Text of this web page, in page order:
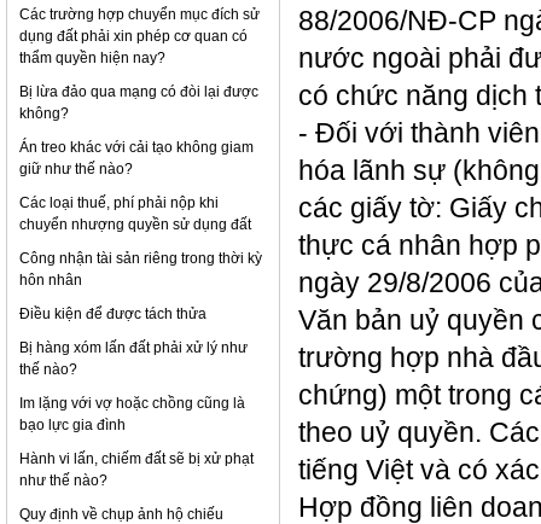
Các trường hợp chuyển mục đích sử
dụng đất phải xin phép cơ quan có
thẩm quyền hiện nay?
Bị lừa đảo qua mạng có đòi lại được
không?
Án treo khác với cải tạo không giam
giữ như thế nào?
Các loại thuế, phí phải nộp khi
chuyển nhượng quyền sử dụng đất
Công nhận tài sản riêng trong thời kỳ
hôn nhân
Điều kiện để được tách thửa
Bị hàng xóm lấn đất phải xử lý như
thế nào?
Im lặng với vợ hoặc chồng cũng là
bạo lực gia đình
Hành vi lấn, chiếm đất sẽ bị xử phạt
như thế nào?
Quy định về chụp ảnh hộ chiếu
88/2006/NĐ-CP
nước ngoài phải
có chức năng dịch
- Đối với thành
hóa lãnh sự
các giấy tờ: Giấy
thực cá nhân hợp
ngày 29/8/2006
Văn bản uỷ quyền
trường hợp nhà
chứng) một trong
theo uỷ quyền.
tiếng Việt và có
Hợp đồng liên